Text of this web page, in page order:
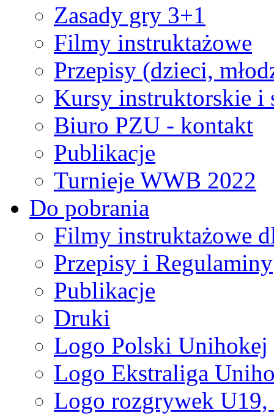
Zasady gry 3+1
Filmy instruktażowe
Przepisy (dzieci,
Kursy instruktorskie i
Biuro PZU - kontakt
Publikacje
Turnieje WWB 2022
Do pobrania
Filmy instruktażowe
Przepisy i Regulaminy
Publikacje
Druki
Logo Polski Unihokej
Logo Ekstraliga
Logo rozgrywek